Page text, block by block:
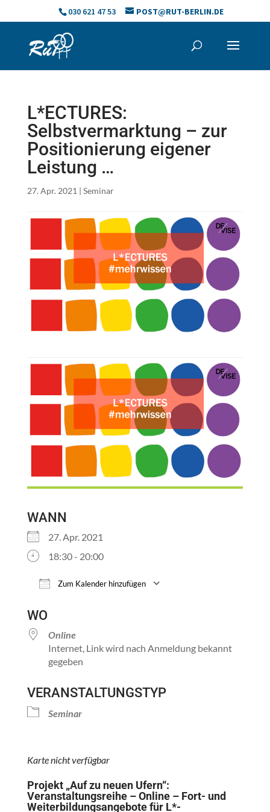
030 621 47 53 POST@RUT-BERLIN.DE
L*ECTURES:
Selbstvermarktung – zur
Positionierung eigener
Leistung …
27. Apr. 2021 | Seminar
WANN
27. Apr. 2021
18:30 - 20:00
Zum Kalender hinzufügen
WO
Online
Internet, Link wird nach Anmeldung bekannt
gegeben
VERANSTALTUNGSTYP
Seminar
Karte nicht verfügbar
Projekt „Auf zu neuen Ufern“:
Veranstaltungsreihe – Online – Fort- und
Weiterbildungsangebote für L*-